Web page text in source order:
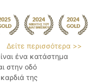
Δείτε περισσότερα >>
ένα κατάστημα
στην οδό
της